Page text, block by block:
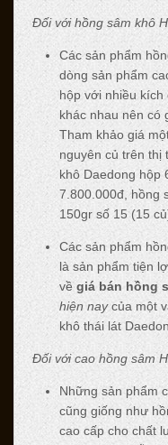
Đối với hồng sâm khô
Các sản phẩm
dòng sản phẩm
hộp với nhiều
khác nhau nên có
Tham khảo giá
nguyên củ trên thị
khô Daedong hộp
7.800.000đ, hồng
150gr số 15 (15
Các sản phẩm
là sản phẩm tiện
vềgiá bán hồng
hiện naycủa một
khô thái lát
Đối với cao hồng sâm
Những sản phẩm
cũng giống như
cao cấp cho chất